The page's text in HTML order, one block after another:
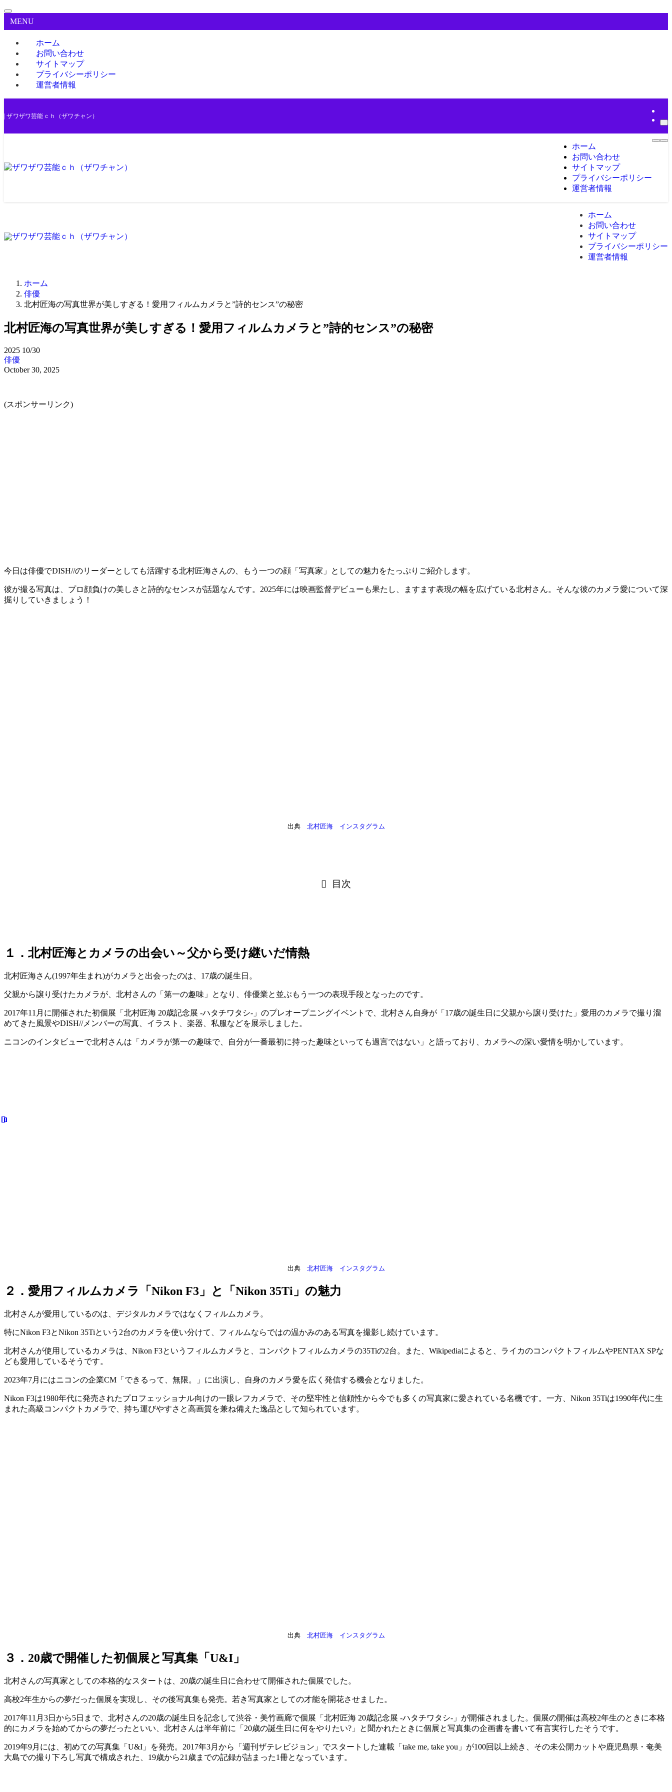
MENU
ホーム
お問い合わせ
サイトマップ
プライバシーポリシー
運営者情報
| ザワザワ芸能ｃｈ（ザワチャン）
ホーム
お問い合わせ
サイトマップ
プライバシーポリシー
運営者情報
ホーム
お問い合わせ
サイトマップ
プライバシーポリシー
運営者情報
ホーム
俳優
北村匠海の写真世界が美しすぎる！愛用フィルムカメラと”詩的センス”の秘密
北村匠海の写真世界が美しすぎる！愛用フィルムカメラと”詩的センス”の秘密
2025 10/30
俳優
October 30, 2025
(スポンサーリンク)
今日は俳優でDISH//のリーダーとしても活躍する北村匠海さんの、もう一つの顔「写真家」としての魅力をたっぷりご紹介します。
彼が撮る写真は、プロ顔負けの美しさと詩的なセンスが話題なんです。2025年には映画監督デビューも果たし、ますます表現の幅を広げている北村さん。そんな彼のカメラ愛について深
掘りしていきましょう！
出典 北村匠海 インスタグラム
目次
１．北村匠海とカメラの出会い～父から受け継いだ情熱
北村匠海さん(1997年生まれ)がカメラと出会ったのは、17歳の誕生日。
父親から譲り受けたカメラが、北村さんの「第一の趣味」となり、俳優業と並ぶもう一つの表現手段となったのです。
2017年11月に開催された初個展「北村匠海 20歳記念展 -ハタチワタシ-」のプレオープニングイベントで、北村さん自身が「17歳の誕生日に父親から譲り受けた」愛用のカメラで撮り溜
めてきた風景やDISH//メンバーの写真、イラスト、楽器、私服などを展示しました。
ニコンのインタビューで北村さんは「カメラが第一の趣味で、自分が一番最初に持った趣味といっても過言ではない」と語っており、カメラへの深い愛情を明かしています。
出典 北村匠海 インスタグラム
２．愛用フィルムカメラ「Nikon F3」と「Nikon 35Ti」の魅力
北村さんが愛用しているのは、デジタルカメラではなくフィルムカメラ。
特にNikon F3とNikon 35Tiという2台のカメラを使い分けて、フィルムならではの温かみのある写真を撮影し続けています。
北村さんが使用しているカメラは、Nikon F3というフィルムカメラと、コンパクトフィルムカメラの35Tiの2台。また、Wikipediaによると、ライカのコンパクトフィルムやPENTAX SPな
ども愛用しているそうです。
2023年7月にはニコンの企業CM「できるって、無限。」に出演し、自身のカメラ愛を広く発信する機会となりました。
Nikon F3は1980年代に発売されたプロフェッショナル向けの一眼レフカメラで、その堅牢性と信頼性から今でも多くの写真家に愛されている名機です。一方、Nikon 35Tiは1990年代に生
まれた高級コンパクトカメラで、持ち運びやすさと高画質を兼ね備えた逸品として知られています。
出典 北村匠海 インスタグラム
３．20歳で開催した初個展と写真集「U&I」
北村さんの写真家としての本格的なスタートは、20歳の誕生日に合わせて開催された個展でした。
高校2年生からの夢だった個展を実現し、その後写真集も発売。若き写真家としての才能を開花させました。
2017年11月3日から5日まで、北村さんの20歳の誕生日を記念して渋谷・美竹画廊で個展「北村匠海 20歳記念展 -ハタチワタシ-」が開催されました。個展の開催は高校2年生のときに本格
的にカメラを始めてからの夢だったといい、北村さんは半年前に「20歳の誕生日に何をやりたい?」と聞かれたときに個展と写真集の企画書を書いて有言実行したそうです。
2019年9月には、初めての写真集「U&I」を発売。2017年3月から「週刊ザテレビジョン」でスタートした連載「take me, take you」が100回以上続き、その未公開カットや鹿児島県・奄美
大島での撮り下ろし写真で構成された、19歳から21歳までの記録が詰まった1冊となっています。